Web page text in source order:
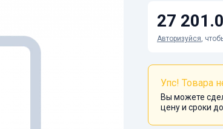
27
Авторизуйся,
Упс! Товара
Вы можете
цену и сроки